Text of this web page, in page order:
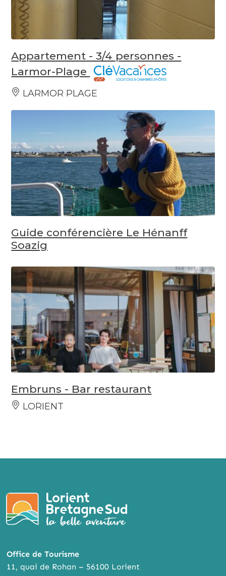
Appartement - 3/4 personnes -
Larmor-Plage
LARMOR PLAGE
Guide conférencière Le Hénanff
Soazig
Embruns - Bar restaurant
LORIENT
Office de Tourisme
11, quai de Rohan – 56100 Lorient